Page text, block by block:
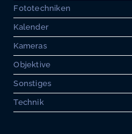
Fototechniken
Kalender
Kameras
Objektive
Sonstiges
Technik